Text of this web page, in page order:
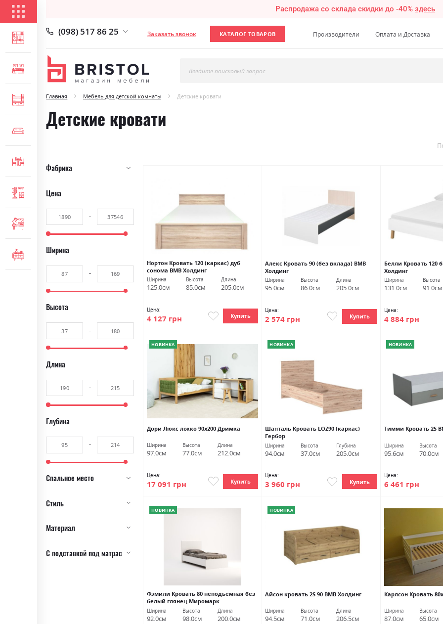
Распродажа со склада скидки до -40%здесь
ГОСТИНАЯ
СПАЛЬНЯ
ДЕТСКАЯ
МЯГКАЯ МЕБЕЛЬ
ПРИХОЖАЯ
МЕБЕЛЬ ДЛЯ ОФИСА
КОМОДЫ И ТУМБЫ
(098) 517 86 25 Заказать звонок КАТАЛОГ ТОВАРОВ Производители Оплата и Доставка
Введите поисковый запрос
Главная Мебель для детской комнаты Детские кровати
Детские кровати
Нортон Кровать 120 (каркас) дуб
cонома ВМВ Холдинг
Ширина
125.0см
Высота
85.0см
Длина
205.0см
Цена:
4 127 грн Купить
Алекс Кровать 90 (без вклада) ВМВ
Холдинг
Ширина
95.0см
Высота
86.0см
Длина
205.0см
Цена:
2 574 грн Купить
Белли Кровать 120
Холдинг
Ширина
131.0см
Высота
91.0см
Цена:
4 884 грн
НОВИНКА
Дори Люкс ліжко 90х200 Дримка
Ширина
97.0см
Высота
77.0см
Длина
212.0см
Цена:
17 091 грн Купить
НОВИНКА
Шанталь Кровать LOZ90 (каркас)
Гербор
Ширина
94.0см
Высота
37.0см
Глубина
205.0см
Цена:
3 960 грн Купить
НОВИНКА
Тимми Кровать 2S
Ширина
95.6см
Высота
70.0см
Цена:
6 461 грн
НОВИНКА
Фэмили Кровать 80 неподъемная без
белый глянец Миромарк
Ширина
92.0см
Высота
98.0см
Длина
200.0см
НОВИНКА
Айсон кровать 2S 90 ВМВ Холдинг
Ширина
94.5см
Высота
71.0см
Длина
206.5см
Карлсон Кровать
Ширина
87.0см
Высота
65.0см
Фабрика
Цена
Ширина
Высота
Длина
Глубина
Спальное место
Стиль
Материал
С подставкой под матрас